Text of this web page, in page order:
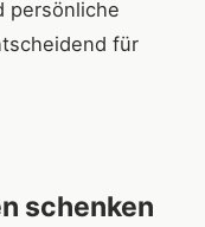
persönliche
für
schenken